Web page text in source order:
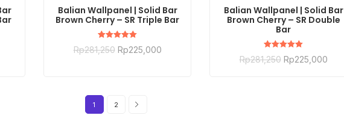
BELI SEKARANG
Balian Wallpanel | Solid Bar
Brown Cherry – SR Triple Bar
Dinilai
5.00
Rp281,250 Rp225,000
BELI SEKARANG
Balian Wallpanel | Solid Bar
Brown Cherry – SR Double
Bar
Dinilai
5.00
Rp281,250 Rp225,000
1 2